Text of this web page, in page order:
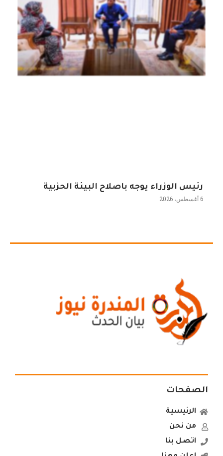
رئيس الوزراء يوجه باصلاح البيئة الحزبية
6 أغسطس، 2026
الصفحات
الرئيسية
من نحن
اتصل بنا